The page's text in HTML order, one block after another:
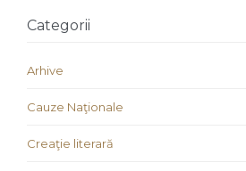
Categorii
Arhive
Cauze Naţionale
Creaţie literară